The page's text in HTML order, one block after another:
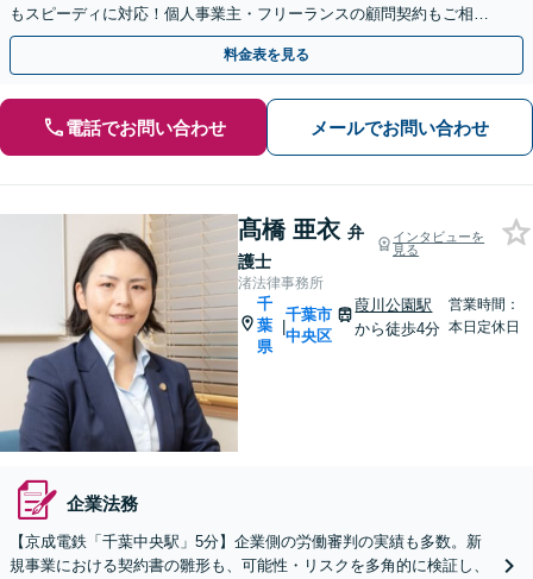
もスピーディに対応！個人事業主・フリーランスの顧問契約もご相談
ください【初回来所相談30分無料】【千葉中央駅5分】
料金表を見る
電話でお問い合わせ メールでお問い合わせ
髙橋 亜衣 弁
護士
インタビューを
見る
渚法律事務所
千
葉
県
|
千葉市
中央区
葭川公園駅
から徒歩4分
営業時間：
本日定休日
企業法務
【京成電鉄「千葉中央駅」5分】企業側の労働審判の実績も多数。新
規事業における契約書の雛形も、可能性・リスクを多角的に検証し、